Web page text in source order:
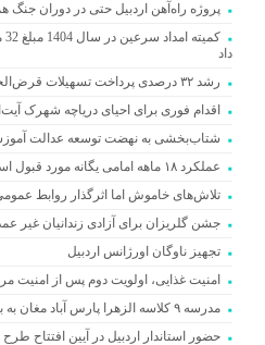
پروژه راه‌آهن اردبیل حتی در دوران جنگ
داد
رشد ۳۲ درصدی پرداخت تسهیلات قرض‌الحسنه در سال ۱۴۰۴
اقدام فوری برای احیای دریاچه شهرک
شتاب‌بخشی به نهضت توسعه عدالت
عملکرد ۱۸ ماهه امامی یگانه مورد قبول است
تلاش‌های خاموش اما اثرگذار روابط
جشن گلریزان برای آزادی زندانیان غیر
تجهیز ناوگان اورژانس اردبیل
امنیت غذایی، اولویت دوم پس از امنیت
مدرسه ۹ کلاسه الزهرا پارس آباد مغان به بهره برداری رسید
حضور استاندار اردبیل در آیین افتتاح